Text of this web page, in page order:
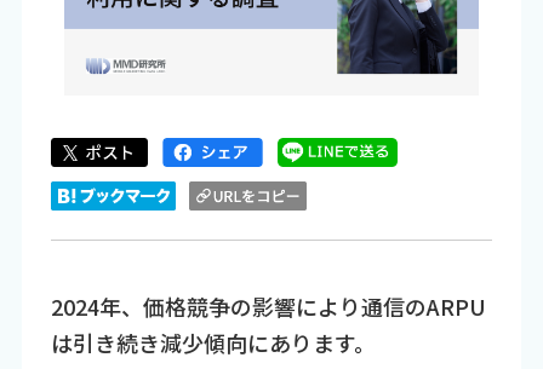
2024年、価格競争の影響により通信のARPU
は引き続き減少傾向にあります。